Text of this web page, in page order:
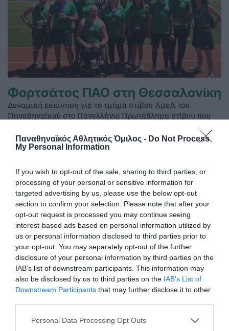
Παναθηναϊκός Αθλητικός Όμιλος - Do Not Process
My Personal Information
If you wish to opt-out of the sale, sharing to third parties, or
processing of your personal or sensitive information for
targeted advertising by us, please use the below opt-out
section to confirm your selection. Please note that after your
opt-out request is processed you may continue seeing
interest-based ads based on personal information utilized by
us or personal information disclosed to third parties prior to
your opt-out. You may separately opt-out of the further
disclosure of your personal information by third parties on the
IAB’s list of downstream participants. This information may
also be disclosed by us to third parties on the IAB’s List of
Downstream Participants that may further disclose it to other
Please note that this website/app uses one or more Google
Personal Data Processing Opt Outs
Φορτσάτος ΠΑΟ στη Θεσσαλονίκη
Δυναμική εκκίνηση για το τμήμα στίβου ΑμεΑ του
Παναθηναϊκού στο Πανελλήνιο Πρωτάθλημα στίβου που
Ένας…καταπράσινος Λυκαβηττός
Ο Παναθηναϊκός είχε έντονη παρουσία σήμερα στον αγώνα